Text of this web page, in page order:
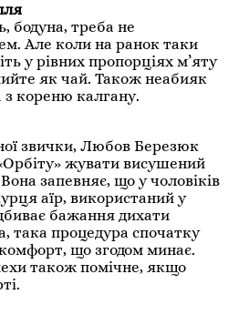
бодуна, треба не
Але коли на ранок таки
у рівних пропорціях м’яту
як чай. Також неабияк
з кореню калгану.
звички, Любов Березюк
жувати висушений
запевняє, що у чоловіків
аїр, використаний у
бажання дихати
така процедура спочатку
що згодом минає.
також помічне, якщо